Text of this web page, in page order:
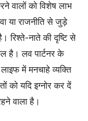
वालों को विशेष लाभ
या राजनीति से जुड़े
रिश्ते-नाते की दृष्टि से
है। लव पार्टनर के
में मनचाहे व्यक्ति
को यदि इग्नोर कर दें
वाला है।